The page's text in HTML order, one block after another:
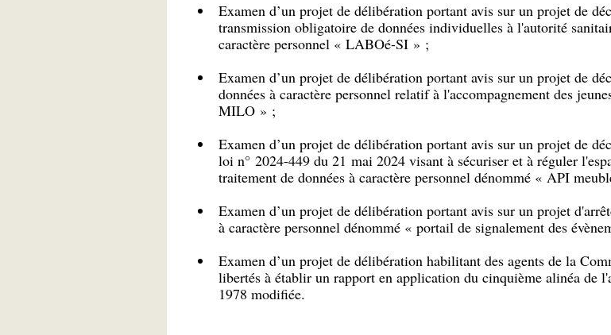
Examen d’un projet de délibération portant avis sur un projet de
transmission obligatoire de données individuelles à l'autorité
caractère personnel « LABOé-SI » ;
Examen d’un projet de délibération portant avis sur un projet de
données à caractère personnel relatif à l'accompagnement des
MILO » ;
Examen d’un projet de délibération portant avis sur un projet de
loi n° 2024-449 du 21 mai 2024 visant à sécuriser et à réguler
traitement de données à caractère personnel dénommé « API
Examen d’un projet de délibération portant avis sur un projet
à caractère personnel dénommé « portail de signalement des
Examen d’un projet de délibération habilitant des agents de la
libertés à établir un rapport en application du cinquième alinéa de
1978 modifiée.